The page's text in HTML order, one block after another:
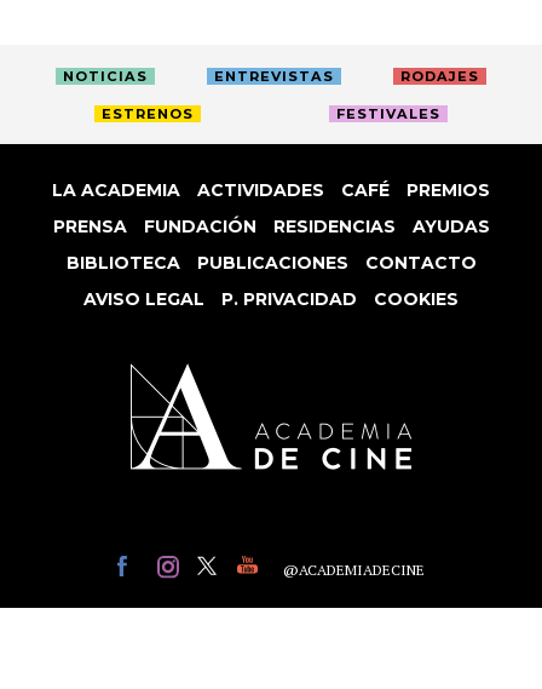
NOTICIAS ENTREVISTAS RODAJES
ESTRENOS FESTIVALES
LA ACADEMIA ACTIVIDADES CAFÉ
PREMIOS
PRENSA
FUNDACIÓN RESIDENCIAS
AYUDAS
BIBLIOTECA
PUBLICACIONES
CONTACTO
AVISO LEGAL
P. PRIVACIDAD COOKIES
@ACADEMIADECINE